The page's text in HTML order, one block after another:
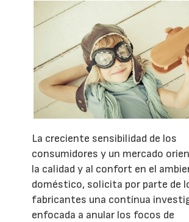
La creciente sensibilidad de los
consumidores y un mercado
la calidad y al confort en el
doméstico, solicita por parte de
fabricantes una contínua
enfocada a anular los focos de